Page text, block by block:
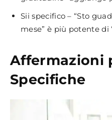
Sii specifico – “Sto
mese” è più potente di
Affermazioni
Specifiche